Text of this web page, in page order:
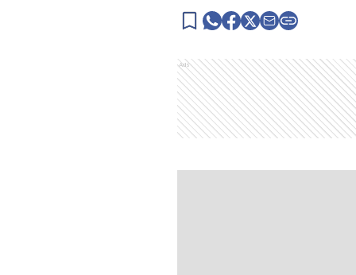
Ads